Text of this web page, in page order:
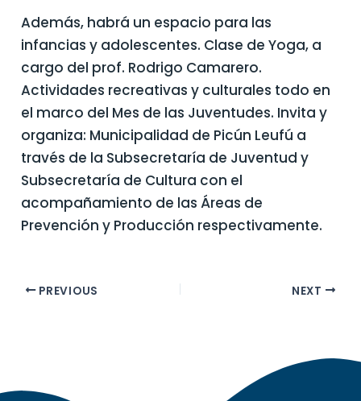
Además, habrá un espacio para las
infancias y adolescentes. Clase de Yoga, a
cargo del prof. Rodrigo Camarero.
Actividades recreativas y culturales todo en
el marco del Mes de las Juventudes. Invita y
organiza: Municipalidad de Picún Leufú a
través de la Subsecretaría de Juventud y
Subsecretaría de Cultura con el
acompañamiento de las Áreas de
Prevención y Producción respectivamente.
PREVIOUS NEXT